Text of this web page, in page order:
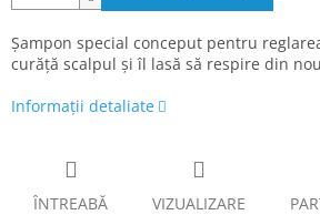
Șampon special conceput pentru
curăță scalpul și îl lasă să respire din
Informaţii detaliate
ÎNTREABĂ VIZUALIZARE